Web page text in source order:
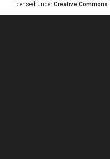
Licensed under Creative